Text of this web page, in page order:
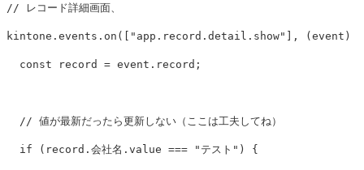
// レコード詳細画面、
kintone . events . on ([ " app.record.detail.show" ], (event )
const record = event . record ;
// 値が最新だったら更新しない（ここは工夫してね）
if ( record . 会社名 . value === " テスト " ) {